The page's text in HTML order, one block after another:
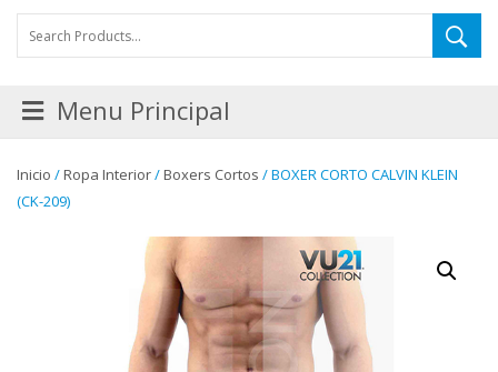
Menu Principal
Inicio /Ropa Interior/Boxers Cortos / BOXER CORTO CALVIN KLEIN
(CK-209)